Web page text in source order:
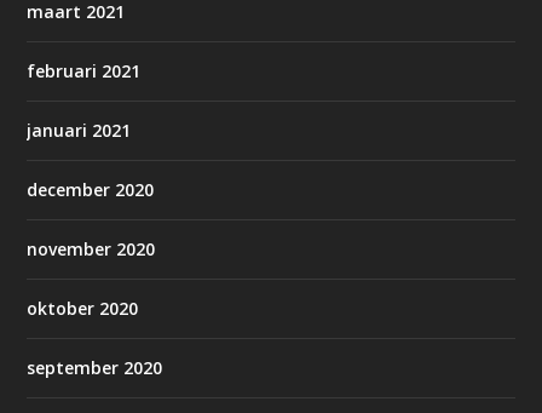
maart 2021
februari 2021
januari 2021
december 2020
november 2020
oktober 2020
september 2020